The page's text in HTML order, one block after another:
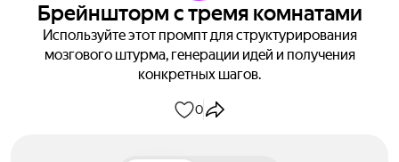
Брейншторм с тремя комнатами
Используйте этот промпт для структурирования
мозгового штурма, генерации идей и получения
конкретных шагов.
0